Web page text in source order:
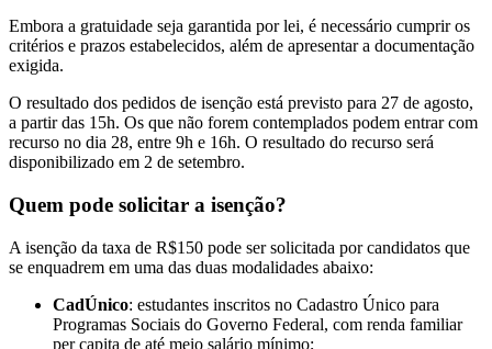
Embora a gratuidade seja garantida por lei, é necessário cumprir os
critérios e prazos estabelecidos, além de apresentar a documentação
exigida.
O resultado dos pedidos de isenção está previsto para 27 de agosto,
a partir das 15h. Os que não forem contemplados podem entrar com
recurso no dia 28, entre 9h e 16h. O resultado do recurso será
disponibilizado em 2 de setembro.
Quem pode solicitar a isenção?
A isenção da taxa de R$150 pode ser solicitada por candidatos que
se enquadrem em uma das duas modalidades abaixo:
CadÚnico: estudantes inscritos no Cadastro Único para
Programas Sociais do Governo Federal, com renda familiar
per capita de até meio salário mínimo;